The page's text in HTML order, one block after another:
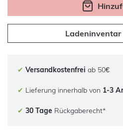
Ladeninventar
✔ Versandkostenfrei ab 50€
✔ Lieferung innerhalb von 1-3
✔ 30 Tage Rückgaberecht*